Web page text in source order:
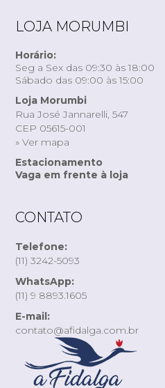
LOJA MORUMBI
Horário:
Seg a Sex das 09:30 às 18:00
Sábado das 09:00 às 15:00
Loja Morumbi
Rua José Jannarelli, 547
CEP 05615-001
» Ver mapa
Estacionamento
Vaga em frente à loja
CONTATO
Telefone:
(11) 3242-5093
WhatsApp:
(11) 9 8893.1605
E-mail:
contato@afidalga.com.br